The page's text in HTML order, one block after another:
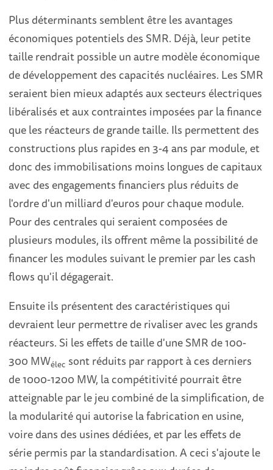
Plus déterminants semblent être les avantages
économiques potentiels des SMR. Déjà, leur petite
taille rendrait possible un autre modèle économique
de développement des capacités nucléaires. Les SMR
seraient bien mieux adaptés aux secteurs électriques
libéralisés et aux contraintes imposées par la finance
que les réacteurs de grande taille. Ils permettent des
constructions plus rapides en 3-4 ans par module, et
donc des immobilisations moins longues de capitaux
avec des engagements financiers plus réduits de
l'ordre d'un milliard d'euros pour chaque module.
Pour des centrales qui seraient composées de
plusieurs modules, ils offrent même la possibilité de
financer les modules suivant le premier par les cash
flows qu'il dégagerait.
Ensuite ils présentent des caractéristiques qui
devraient leur permettre de rivaliser avec les grands
réacteurs. Si les effets de taille d'une SMR de 100-
300 MWélec sont réduits par rapport à ces derniers
de 1000-1200 MW, la compétitivité pourrait être
atteignable par le jeu combiné de la simplification, de
la modularité qui autorise la fabrication en usine,
voire dans des usines dédiées, et par les effets de
série permis par la standardisation. A ceci s'ajoute le